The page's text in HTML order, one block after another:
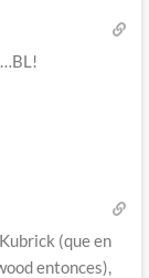
…BL!
(que en
entonces),